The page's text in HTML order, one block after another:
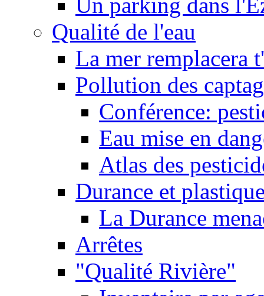
Un parking dans
Qualité de l'eau
La mer remplacera
Pollution des
Conférence:
Eau mise en
Atlas des
Durance et
La Durance
Arrêtes
"Qualité Rivière"